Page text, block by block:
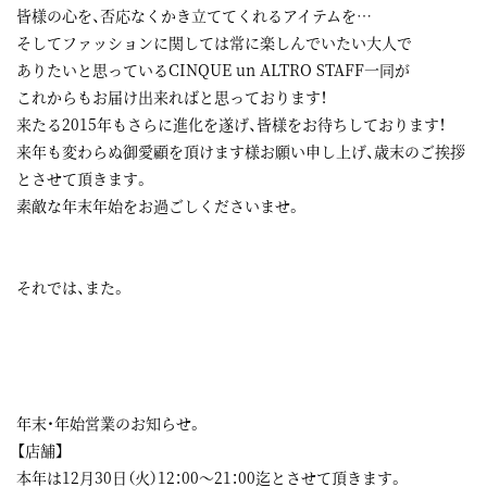
皆様の心を、否応なくかき立ててくれるアイテムを…
そしてファッションに関しては常に楽しんでいたい大人で
ありたいと思っているCINQUE un ALTRO STAFF一同が
これからもお届け出来ればと思っております！
来たる2015年もさらに進化を遂げ、皆様をお待ちしております！
来年も変わらぬ御愛顧を頂けます様お願い申し上げ、歳末のご挨拶
とさせて頂きます。
素敵な年末年始をお過ごしくださいませ。
それでは、また。
年末・年始営業のお知らせ。
【店舗】
本年は12月30日（火）12：00～21：00迄とさせて頂きます。